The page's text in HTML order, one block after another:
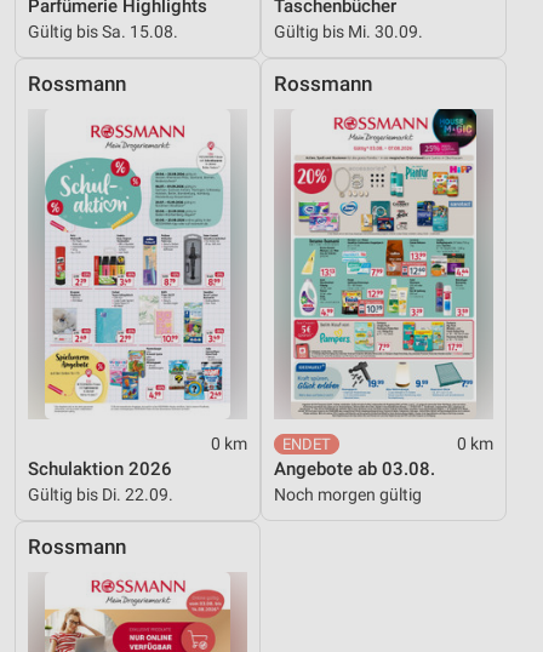
Parfümerie Highlights
Gültig bis Sa. 15.08.
Taschenbücher
Gültig bis Mi. 30.09.
Rossmann
0 km
Schulaktion 2026
Gültig bis Di. 22.09.
Rossmann
0 km
Angebote ab 03.08.
Noch morgen gültig
Rossmann